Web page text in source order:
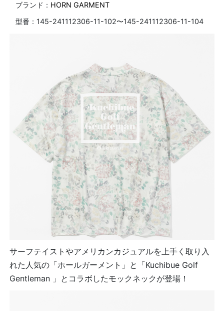
ブランド： HORN GARMENT
型番： 145-241112306-11-102〜145-241112306-11-104
サーフテイストやアメリカンカジュアルを上手く取り入
れた人気の「ホールガーメント」と「Kuchibue Golf
Gentleman 」とコラボしたモックネックが登場！